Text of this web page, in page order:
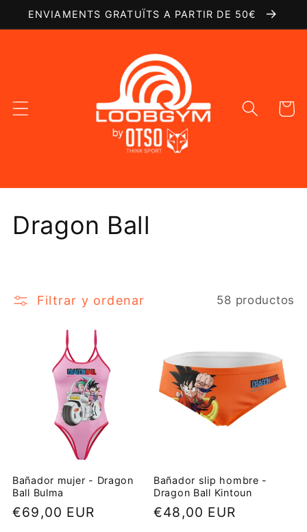
directamente
al contenido
ENVIAMENTS GRATUÏTS A PARTIR DE 50€
Carrito
C
l
n
:
Dragon Ball
Filtrar y ordenar 58 productos
Bañador mujer - Dragon
Ball Bulma
Precio
€69,00 EUR
Bañador slip hombre -
Dragon Ball Kintoun
Precio
€48,00 EUR